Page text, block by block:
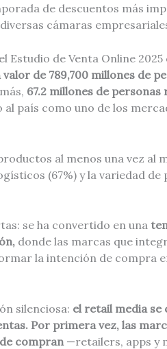
de descuentos más
cámaras
de Venta Online 2025
de 789,700 millones de
67.2 millones de
país como uno de los
al menos una vez al
(67%) y la variedad
se ha convertido en una
donde las marcas que
la intención de compra
silenciosa: el retail media
Por primera vez, las
compran —retailers, apps y